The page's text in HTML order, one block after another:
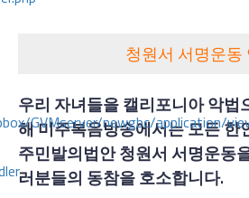
GVMserver/newgbc/application/
청원서 서명운동
우리 자녀들을캘리포니아악법
해미주복음방송에서는모든한
주민발의법안청원서 서명운동
러분들의 동참을호소합니다.